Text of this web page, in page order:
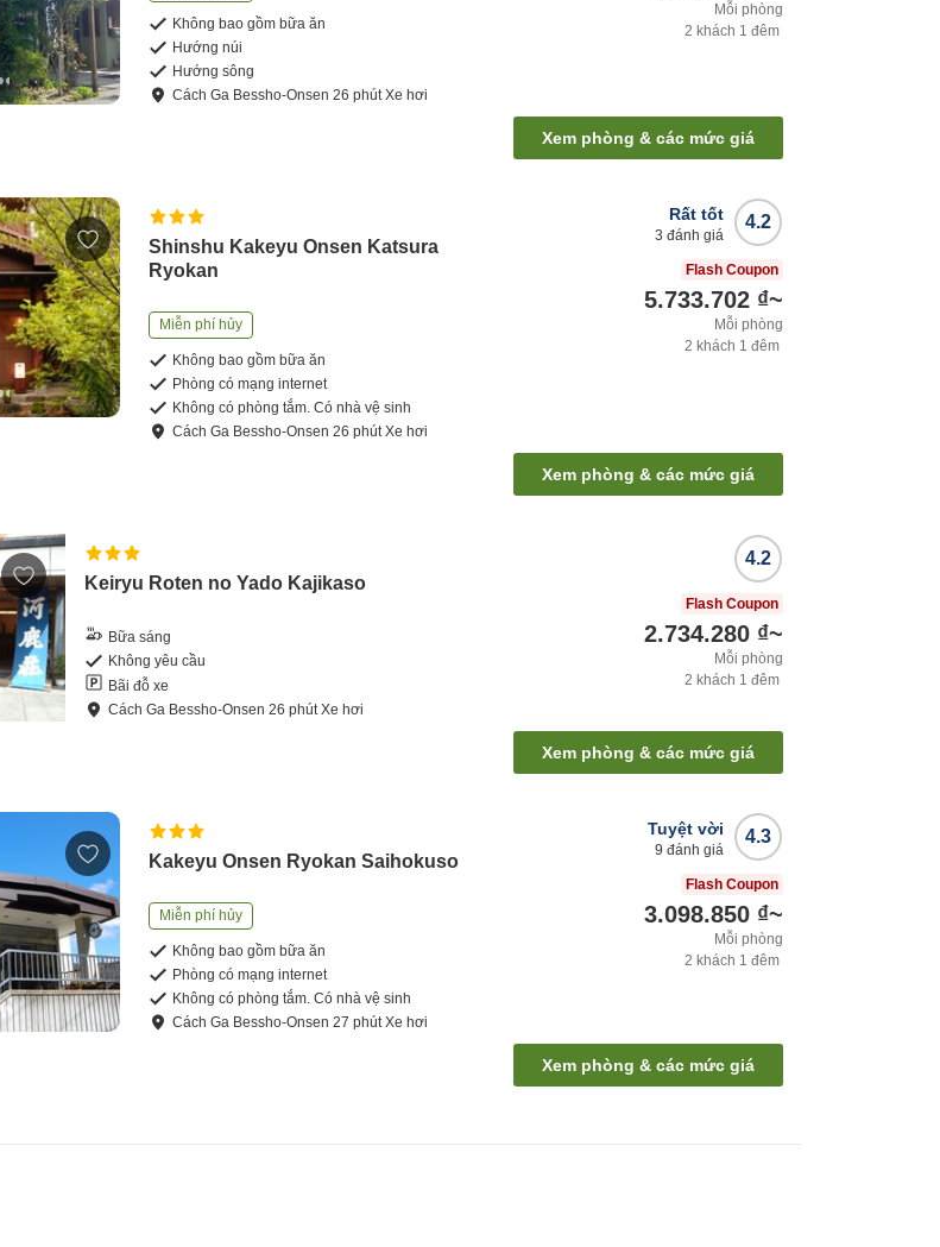
Không bao gồm bữa ăn
Hướng núi
Hướng sông
CáchGa Bessho-Onsen26 phútXe hơi
Mỗi phòng
2 khách 1 đêm
Xem phòng & các mức giá
Shinshu Kakeyu Onsen Katsura
Ryokan
Miễn phí hủy
Không bao gồm bữa ăn
Phòng có mạng internet
Không có phòng tắm. Có nhà vệ sinh
CáchGa Bessho-Onsen26 phútXe hơi
4.2
Rất tốt
3 đánh giá
Flash Coupon
5.733.702 ₫~
Mỗi phòng
2 khách 1 đêm
Xem phòng & các mức giá
Keiryu Roten no Yado Kajikaso
Bữa sáng
Không yêu cầu
Bãi đỗ xe
CáchGa Bessho-Onsen26 phútXe hơi
4.2
Flash Coupon
2.734.280 ₫~
Mỗi phòng
2 khách 1 đêm
Xem phòng & các mức giá
Kakeyu Onsen Ryokan Saihokuso
Miễn phí hủy
Không bao gồm bữa ăn
Phòng có mạng internet
Không có phòng tắm. Có nhà vệ sinh
CáchGa Bessho-Onsen27 phútXe hơi
4.3
Tuyệt vời
9 đánh giá
Flash Coupon
3.098.850 ₫~
Mỗi phòng
2 khách 1 đêm
Xem phòng & các mức giá